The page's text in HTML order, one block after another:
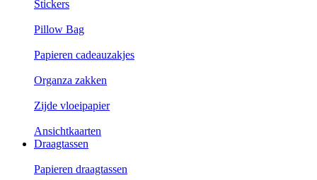
Stickers
Pillow Bag
Papieren cadeauzakjes
Organza zakken
Zijde vloeipapier
Ansichtkaarten
Draagtassen
Papieren draagtassen